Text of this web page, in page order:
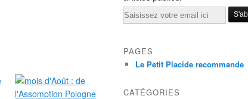
Email
PAGES
Le Petit Placide recommande
CATÉGORIES